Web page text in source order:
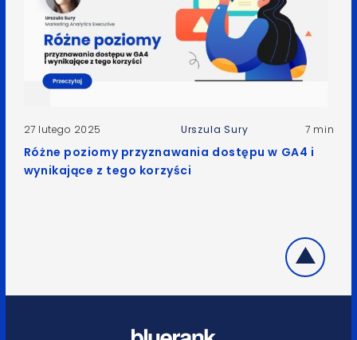
27 lutego 2025 Urszula Sury 7 min
Różne poziomy przyznawania dostępu w GA4 i
wynikające z tego korzyści